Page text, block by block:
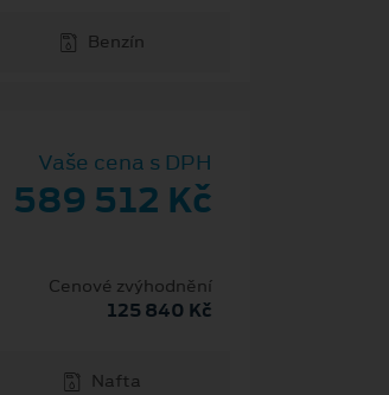
Benzín
Vaše cena s DPH
589 512 Kč
Cenové zvýhodnění
125 840 Kč
Nafta